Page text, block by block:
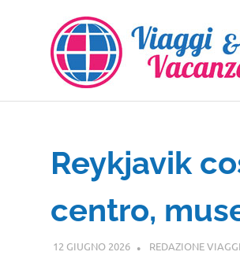
contenuto
Reykjavik
centro,
12 GIUGNO 2026 REDAZIONE